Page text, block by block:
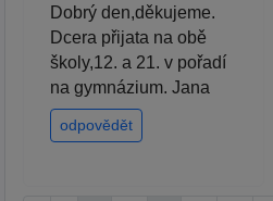
Dobrý den,děkujeme.
Dcera přijata na obě
školy,12. a 21. v pořadí
na gymnázium. Jana
odpovědět